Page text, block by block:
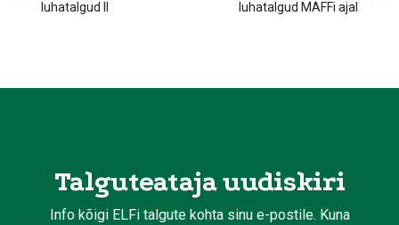
luhatalgud II
luhatalgud MAFFi ajal
Talguteataja uudiskiri
Info kõigi ELFi talgute kohta sinu e-postile. Kuna